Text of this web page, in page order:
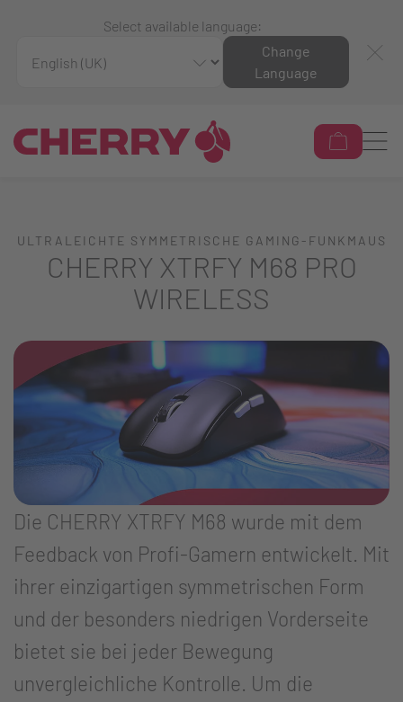
Select available language:
Change
Language
ULTRALEICHTE SYMMETRISCHE GAMING-FUNKMAUS
CHERRY XTRFY M68 PRO
WIRELESS
Die CHERRY XTRFY M68 wurde mit dem
Feedback von Profi-Gamern entwickelt. Mit
ihrer einzigartigen symmetrischen Form
und der besonders niedrigen Vorderseite
bietet sie bei jeder Bewegung
unvergleichliche Kontrolle. Um die